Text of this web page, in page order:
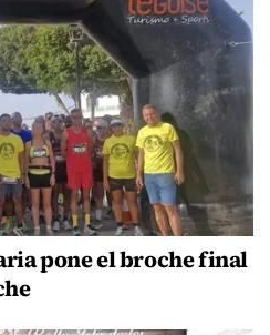
pone el broche final